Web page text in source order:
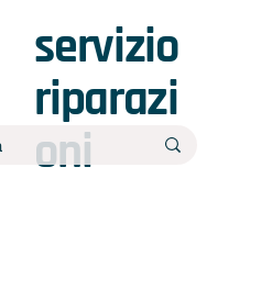
servizio
riparazi
oni